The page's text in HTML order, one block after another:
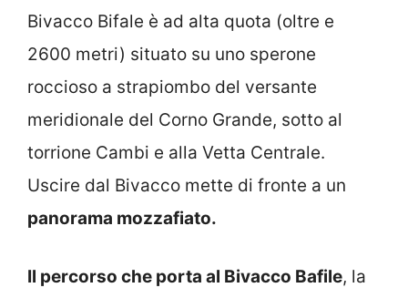
Bivacco Bifale è ad alta quota (oltre e
2600 metri) situato su uno sperone
roccioso a strapiombo del versante
meridionale del Corno Grande, sotto al
torrione Cambi e alla Vetta Centrale.
Uscire dal Bivacco mette di fronte a un
panorama mozzafiato.
Il percorso che porta al Bivacco Bafile, la